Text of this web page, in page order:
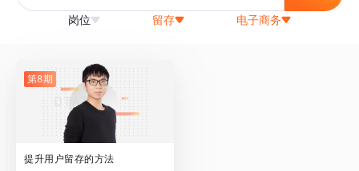
岗位 留存 电子商务
第8期
提升用户留存的方法